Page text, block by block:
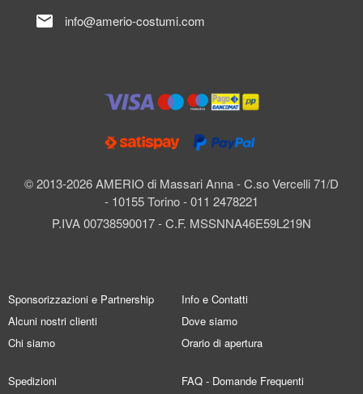
© 2013-2026 AMERIO di Massari Anna - C.so Vercelli 71/D
- 10155 Torino - 011 2478221
P.IVA 00738590017 - C.F. MSSNNA46E59L219N
mail info@amerio-costumi.com
Sponsorizzazioni e Partnership
Alcuni nostri clienti
Chi siamo
Info e Contatti
Dove siamo
Orario di apertura
Spedizioni FAQ - Domande Frequenti